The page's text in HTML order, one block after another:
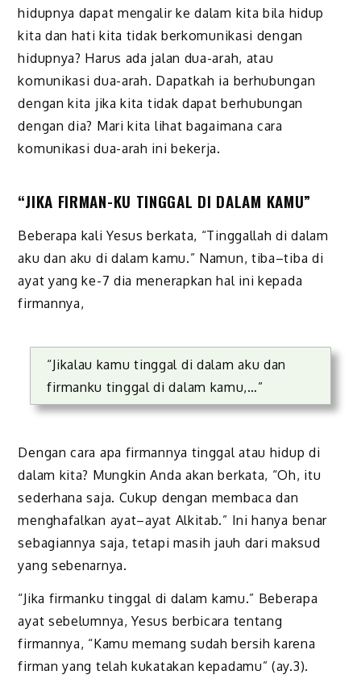
hidupnya dapat mengalir ke dalam kita bila hidup
kita dan hati kita tidak berkomunikasi dengan
hidupnya? Harus ada jalan dua-arah, atau
komunikasi dua-arah. Dapatkah ia berhubungan
dengan kita jika kita tidak dapat berhubungan
dengan dia? Mari kita lihat bagaimana cara
komunikasi dua-arah ini bekerja.
“JIKA FIRMAN-KU TINGGAL DI DALAM KAMU”
Beberapa kali Yesus berkata, “Tinggallah di dalam
aku dan aku di dalam kamu.” Namun, tiba–tiba di
ayat yang ke-7 dia menerapkan hal ini kepada
firmannya,
“Jikalau kamu tinggal di dalam aku dan
firmanku tinggal di dalam kamu,…”
Dengan cara apa firmannya tinggal atau hidup di
dalam kita? Mungkin Anda akan berkata, “Oh, itu
sederhana saja. Cukup dengan membaca dan
menghafalkan ayat–ayat Alkitab.” Ini hanya benar
sebagiannya saja, tetapi masih jauh dari maksud
yang sebenarnya.
“Jika firmanku tinggal di dalam kamu.” Beberapa
ayat sebelumnya, Yesus berbicara tentang
firmannya, “Kamu memang sudah bersih karena
firman yang telah kukatakan kepadamu” (ay.3).